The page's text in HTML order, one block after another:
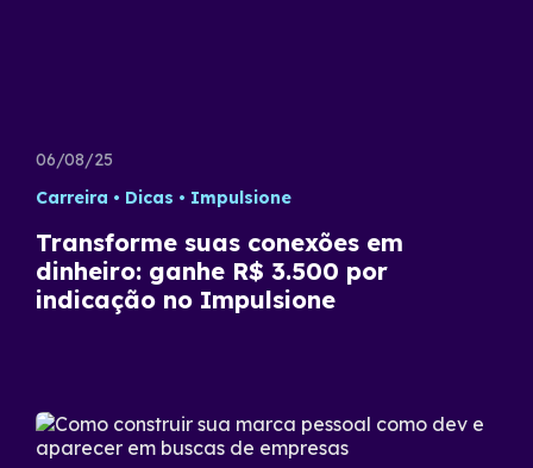
06/08/25
Carreira
Dicas Impulsione
Transforme suas conexões em
dinheiro: ganhe R$ 3.500 por
indicação no Impulsione